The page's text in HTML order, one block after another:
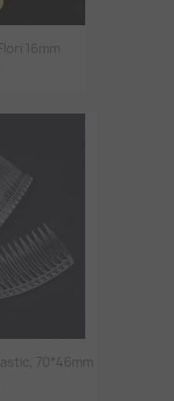
16mm
70*46mm